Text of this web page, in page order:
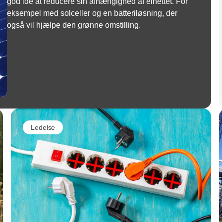
eksempel med solceller og en batteriløsning, der
også vil hjælpe den grønne omstilling.
Ledelse